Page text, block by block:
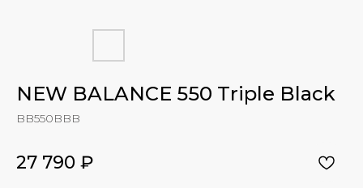
NEW BALANCE 550 Triple Black
BB550BBB
27 790 ₽